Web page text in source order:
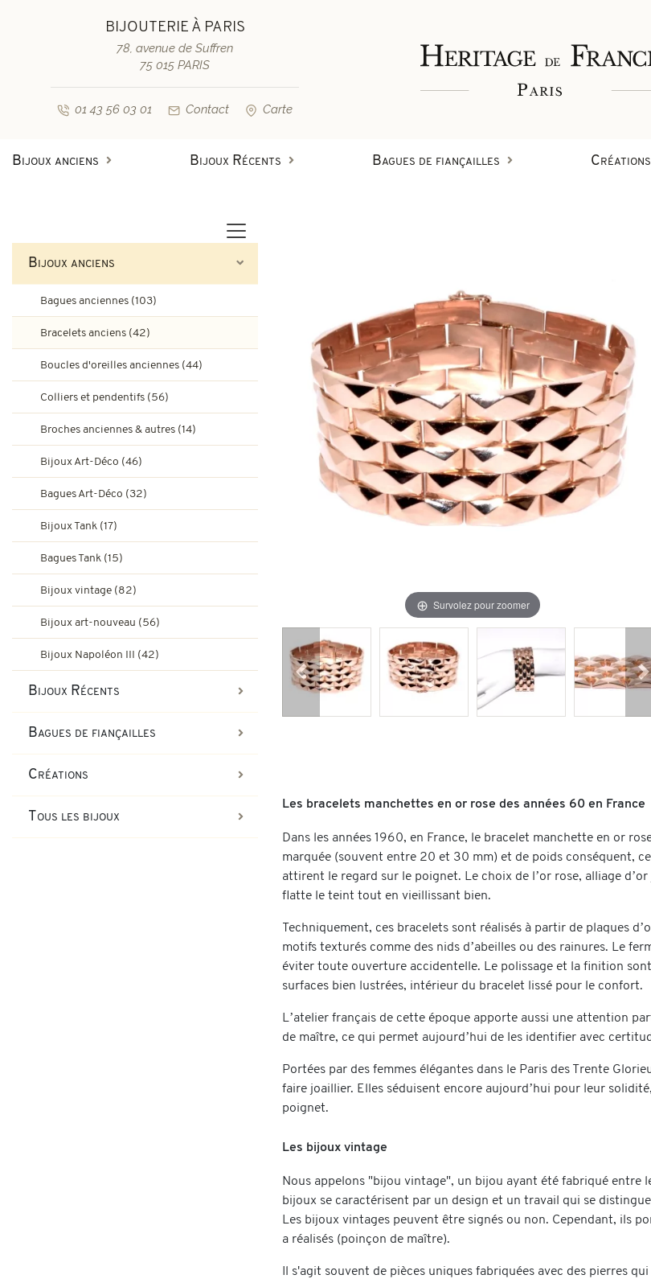
BIJOUTERIE À PARIS
78, avenue de Suffren
75 015 PARIS
01 43 56 03 01 Contact Carte
Bijoux anciens
Boucles d'oreilles anciennes
Broches anciennes & autres
Bijoux Art-Déco
Bagues Art-Déco
Bijoux Tank
Bagues Tank
Bijoux vintage
Bijoux Napoléon III
Bijoux Récents
Bagues vintage & d'occasion
Bracelets vintage & d'occasion
Boucles d'oreilles vintage & d'occasion
Broches et autres bijoux vintage & d'occasion
Bagues de fiançailles
Bagues de fiançailles diamant
Bagues de fiançailles rubis
Bagues de fiançailles émeraude
Créations
Créations en pierres de couleur
Boucles
Broches &
Colliers &
Nouveaux bijoux
Bijoux anciens
Bagues anciennes (103)
Bracelets anciens (42)
Boucles d'oreilles anciennes (44)
Colliers et pendentifs (56)
Broches anciennes & autres (14)
Bijoux Art-Déco (46)
Bagues Art-Déco (32)
Bijoux Tank (17)
Bagues Tank (15)
Bijoux vintage (82)
Bijoux art-nouveau (56)
Bijoux Napoléon III (42)
Bijoux Récents
Bagues de fiançailles
Créations
Tous les bijoux
Survolez pour zoomer
Précédent
Les bracelets manchettes en or rose des années 60 en France
Dans les années 1960, en France, le bracelet manchette en or
marquée (souvent entre 20 et 30 mm) et de poids conséquent,
attirent le regard sur le poignet. Le choix de l’or rose, alliage
flatte le teint tout en vieillissant bien.
Techniquement, ces bracelets sont réalisés à partir de plaques
motifs texturés comme des nids d’abeilles ou des rainures. Le
éviter toute ouverture accidentelle. Le polissage et la finition
surfaces bien lustrées, intérieur du bracelet lissé pour le confort.
L’atelier français de cette époque apporte aussi une attention
de maître, ce qui permet aujourd’hui de les identifier avec
Portées par des femmes élégantes dans le Paris des Trente
faire joaillier. Elles séduisent encore aujourd’hui pour leur
poignet.
Les bijoux vintage
Nous appelons "bijou vintage", un bijou ayant été fabriqué entre
bijoux se caractérisent par un design et un travail qui se
Les bijoux vintages peuvent être signés ou non. Cependant, ils
a réalisés (poinçon de maître).
Il s'agit souvent de pièces uniques fabriquées avec des pierres